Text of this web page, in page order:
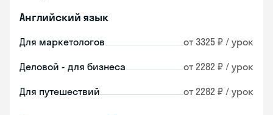
Английский язык
Для маркетологов от 3325 ₽ / урок
Деловой - для бизнеса от 2282 ₽ / урок
Для путешествий от 2282 ₽ / урок